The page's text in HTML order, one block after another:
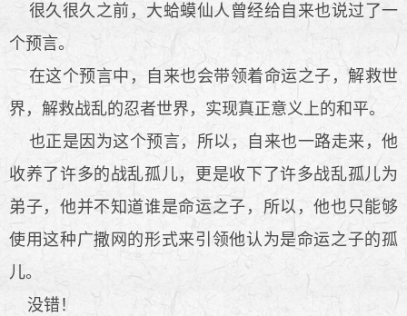
很久很久之前，大蛤蟆仙人曾经给自来也说过了一
个预言。
在这个预言中，自来也会带领着命运之子，解救世
界，解救战乱的忍者世界，实现真正意义上的和平。
也正是因为这个预言，所以，自来也一路走来，他
收养了许多的战乱孤儿，更是收下了许多战乱孤儿为
弟子，他并不知道谁是命运之子，所以，他也只能够
使用这种广撒网的形式来引领他认为是命运之子的孤
儿。
没错！